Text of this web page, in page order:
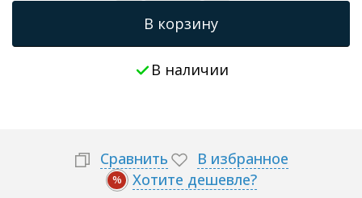
В корзину
В наличии
Сравнить В избранное
% Хотите дешевле?